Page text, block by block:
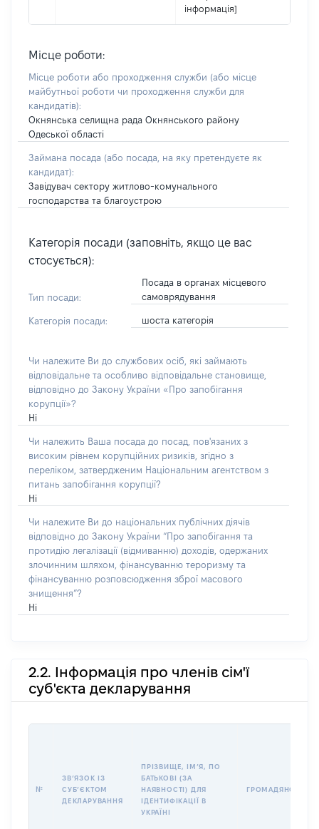
інформація]
Місце роботи:
Місце роботи або проходження служби (або місце
майбутньої роботи чи проходження служби для
кандидатів):
Окнянська селищна рада Окнянського району
Одеської області
Займана посада (або посада, на яку претендуєте як
кандидат):
Завідувач сектору житлово-комунального
господарства та благоустрою
Категорія посади (заповніть, якщо це вас
стосується):
Тип посади:
Посада в органах місцевого
самоврядування
Категорія посади: шоста категорія
Чи належите Ви до службових осіб, які займають
відповідальне та особливо відповідальне становище,
відповідно до Закону України «Про запобігання
корупції»?
Ні
Чи належить Ваша посада до посад, пов'язаних з
високим рівнем корупційних ризиків, згідно з
переліком, затвердженим Національним агентством з
питань запобігання корупції?
Ні
Чи належите Ви до національних публічних діячів
відповідно до Закону України “Про запобігання та
протидію легалізації (відмиванню) доходів, одержаних
злочинним шляхом, фінансуванню тероризму та
фінансуванню розповсюдження зброї масового
знищення”?
Ні
2.2. Інформація про членів сім'ї
суб'єкта декларування
№
ЗВʼЯЗОК ІЗ
СУБʼЄКТОМ
ДЕКЛАРУВАННЯ
ПРІЗВИЩЕ, ІМʼЯ, ПО
БАТЬКОВІ (ЗА
НАЯВНОСТІ) ДЛЯ
ІДЕНТИФІКАЦІЇ В
УКРАЇНІ
ГРОМАДЯНСТВО